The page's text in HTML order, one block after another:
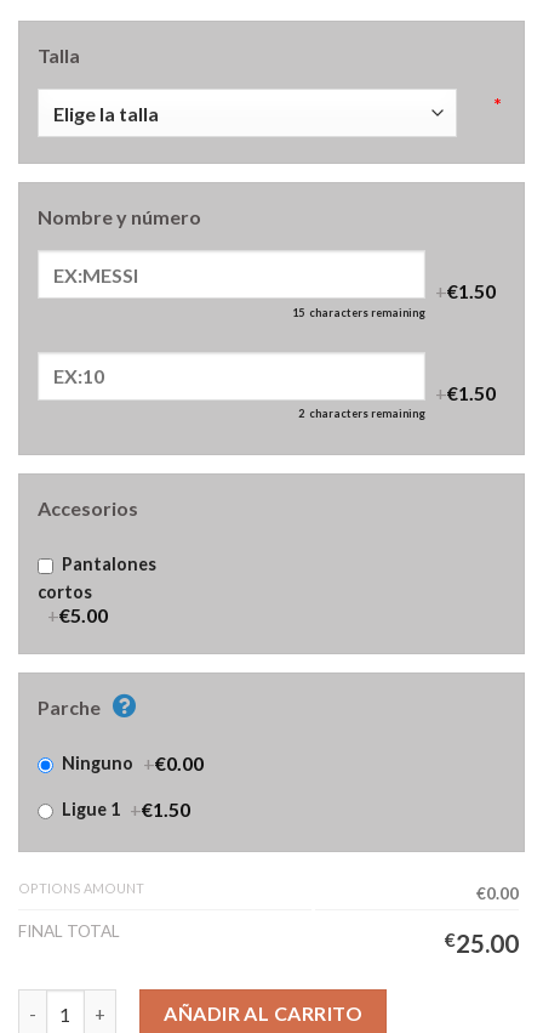
Talla
*
Nombre y número
15 characters remaining
+€1.50
2 characters remaining
+€1.50
Accesorios
Pantalones
cortos
+€5.00
Parche
Ninguno +€0.00
Ligue 1 +€1.50
OPTIONS AMOUNT
€0.00
FINAL TOTAL
€25.00
Camiseta Paris FC Primera Equipación Hombre 2025/2026
AÑADIR AL CARRITO